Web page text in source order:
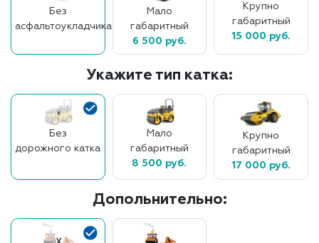
Без
асфальтоукладчика
Мало
габаритный
6 500 руб.
Крупно
габаритный
15 000 руб.
Укажите тип катка:
Без
дорожного катка
Мало
габаритный
8 500 руб.
Крупно
габаритный
17 000 руб.
Допольнительно: